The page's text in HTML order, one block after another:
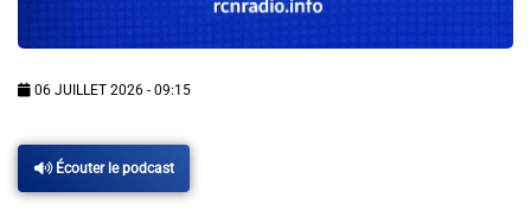
Alerte Méduses 06
Issa Nissa OGC Nice
06 JUILLET 2026 - 09:15
Écouter le podcast